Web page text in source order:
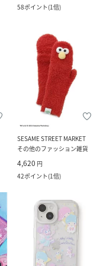
58ポイント(1倍)
SESAME STREET MARKET
その他のファッション雑貨
4,620 円
42ポイント(1倍)